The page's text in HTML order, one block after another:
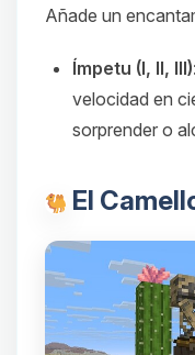
Añade un
Ímpetu (I, II, III)
velocidad en
sorprender o
El